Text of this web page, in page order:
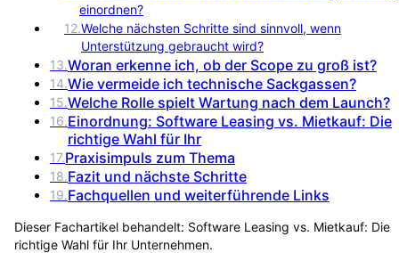
einordnen?
12.Welche nächsten Schritte sind sinnvoll, wenn
Unterstützung gebraucht wird?
13.Woran erkenne ich, ob der Scope zu groß ist?
14.Wie vermeide ich technische Sackgassen?
15.Welche Rolle spielt Wartung nach dem Launch?
16.Einordnung: Software Leasing vs. Mietkauf: Die
richtige Wahl für Ihr
17.Praxisimpuls zum Thema
18.Fazit und nächste Schritte
19.Fachquellen und weiterführende Links
Dieser Fachartikel behandelt: Software Leasing vs. Mietkauf: Die
richtige Wahl für Ihr Unternehmen.